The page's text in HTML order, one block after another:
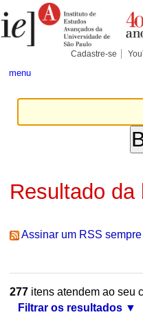
para
conteúdo.
Pessoais
Cadastre-se
menu
Resultado da
Assinar um RSS
277itens atendem ao seu
Filtrar os resultados